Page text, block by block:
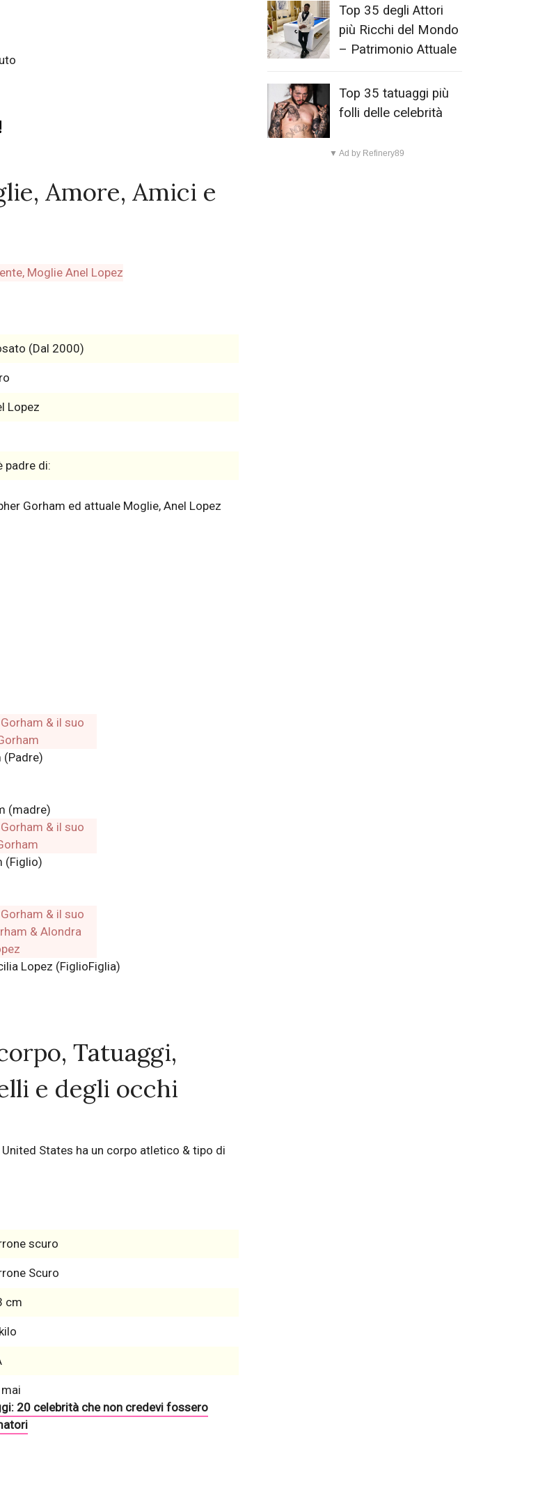
Amore, Amici e
(Dal 2000)
Lopez
padre di:
Gorham ed attuale Moglie, Anel Lopez
(Padre)
(madre)
(Figlio)
Lopez (FiglioFiglia)
Tatuaggi,
e degli occhi
States ha un corpo atletico & tipo di
scuro
Scuro
cm
mai
20 celebrità che non credevi fossero
Top 35 degli Attori
più Ricchi del Mondo
– Patrimonio Attuale
Top 35 tatuaggi più
folli delle celebrità
▼ Ad by Refinery89